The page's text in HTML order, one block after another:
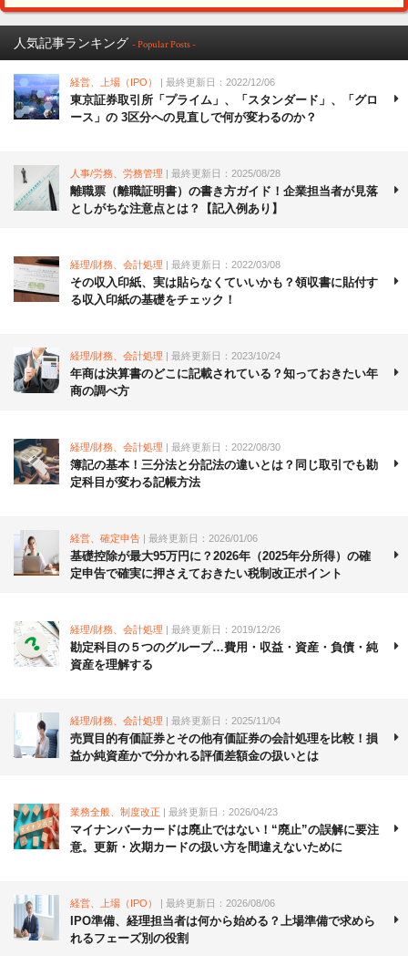
人気記事ランキング - Popular Posts -
経営、上場（IPO） | 最終更新日：2022/12/06
東京証券取引所「プライム」、「スタンダード」、「グロ
ース」の 3区分への見直しで何が変わるのか？
人事/労務、労務管理 | 最終更新日：2025/08/28
離職票（離職証明書）の書き方ガイド！企業担当者が見落
としがちな注意点とは？【記入例あり】
経理/財務、会計処理 | 最終更新日：2022/03/08
その収入印紙、実は貼らなくていいかも？領収書に貼付す
る収入印紙の基礎をチェック！
経理/財務、会計処理 | 最終更新日：2023/10/24
年商は決算書のどこに記載されている？知っておきたい年
商の調べ方
経理/財務、会計処理 | 最終更新日：2022/08/30
簿記の基本！三分法と分記法の違いとは？同じ取引でも勘
定科目が変わる記帳方法
経営、確定申告 | 最終更新日：2026/01/06
基礎控除が最大95万円に？2026年（2025年分所得）の確
定申告で確実に押さえておきたい税制改正ポイント
経理/財務、会計処理 | 最終更新日：2019/12/26
勘定科目の５つのグループ…費用・収益・資産・負債・純
資産を理解する
経理/財務、会計処理 | 最終更新日：2025/11/04
売買目的有価証券とその他有価証券の会計処理を比較！損
益か純資産かで分かれる評価差額金の扱いとは
業務全般、制度改正 | 最終更新日：2026/04/23
マイナンバーカードは廃止ではない！“廃止”の誤解に要注
意。更新・次期カードの扱い方を間違えないために
経営、上場（IPO） | 最終更新日：2026/08/06
IPO準備、経理担当者は何から始める？上場準備で求めら
れるフェーズ別の役割